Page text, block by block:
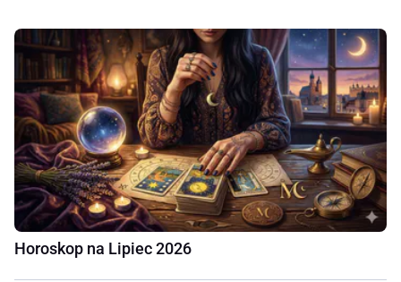
Horoskop na Lipiec 2026